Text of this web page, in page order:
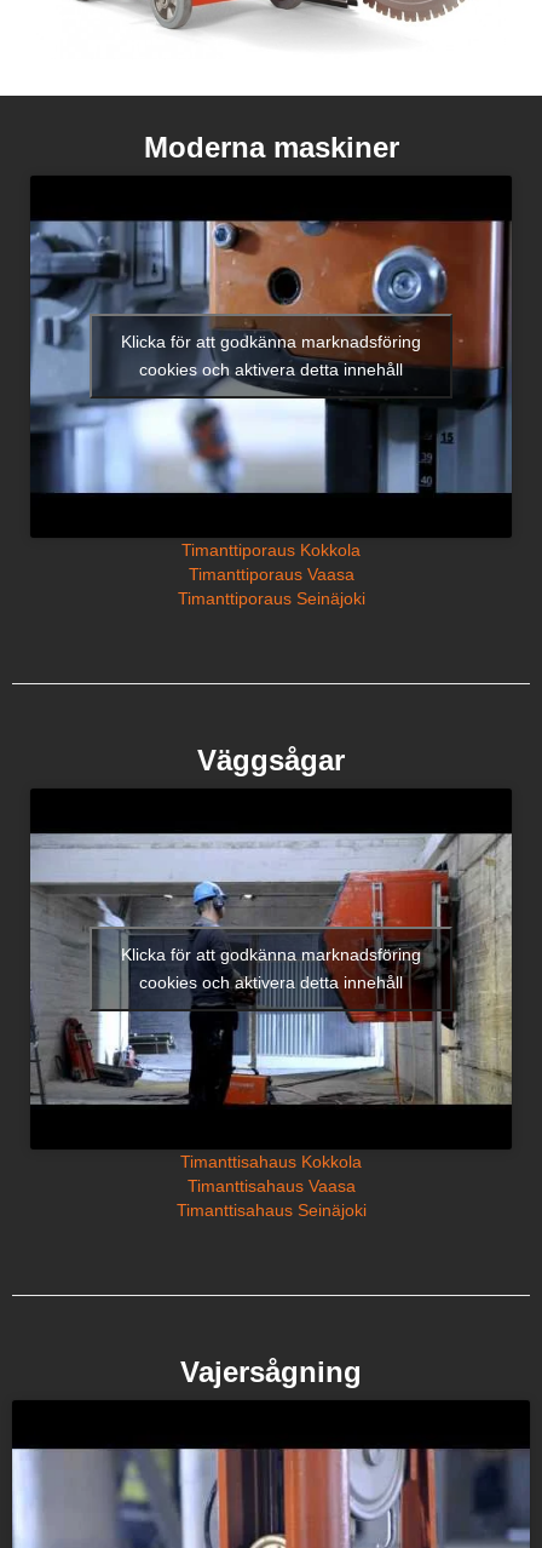
Moderna maskiner
Klicka för att godkänna marknadsföring
cookies och aktivera detta innehåll
Timanttiporaus Kokkola
Timanttiporaus Vaasa
Timanttiporaus Seinäjoki
Väggsågar
Klicka för att godkänna marknadsföring
cookies och aktivera detta innehåll
Timanttisahaus Kokkola
Timanttisahaus Vaasa
Timanttisahaus Seinäjoki
Vajersågning